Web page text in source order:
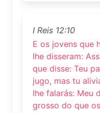
I Reis 12:10
E os jovens que
lhe disseram:
que disse: Teu
jugo, mas tu
lhe falarás: Meu
grosso do que